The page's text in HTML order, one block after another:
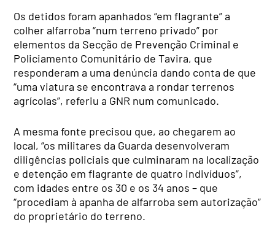
Os detidos foram apanhados “em flagrante” a
colher alfarroba “num terreno privado” por
elementos da Secção de Prevenção Criminal e
Policiamento Comunitário de Tavira, que
responderam a uma denúncia dando conta de que
“uma viatura se encontrava a rondar terrenos
agrícolas”, referiu a GNR num comunicado.
A mesma fonte precisou que, ao chegarem ao
local, “os militares da Guarda desenvolveram
diligências policiais que culminaram na localização
e detenção em flagrante de quatro indivíduos”,
com idades entre os 30 e os 34 anos – que
“procediam à apanha de alfarroba sem autorização”
do proprietário do terreno.